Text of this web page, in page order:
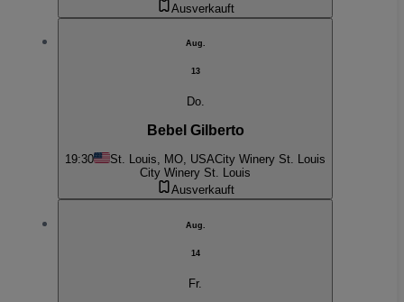
Ausverkauft
Aug.
13
Do.
Bebel Gilberto
19:30 St. Louis, MO, USACity Winery St. Louis
City Winery St. Louis
Ausverkauft
Aug.
14
Fr.